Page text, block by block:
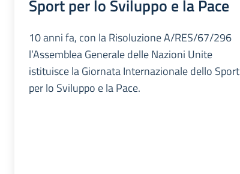
Sport per lo Sviluppo e la Pace
10 anni fa, con la Risoluzione A/RES/67/296
l’Assemblea Generale delle Nazioni Unite
istituisce la Giornata Internazionale dello Sport
per lo Sviluppo e la Pace.